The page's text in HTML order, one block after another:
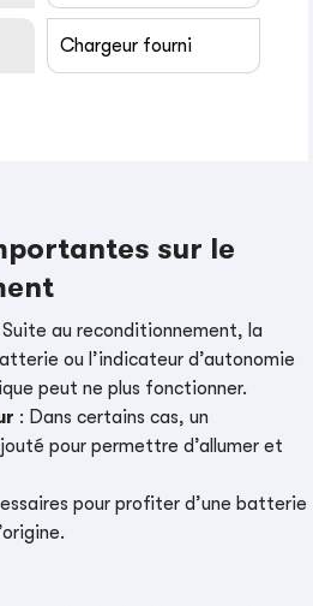
Chargeur fourni
sur le
Suite au reconditionnement, la
ou l’indicateur d’autonomie
peut ne plus fonctionner.
: Dans certains cas, un
pour permettre d’allumer et
pour profiter d’une batterie